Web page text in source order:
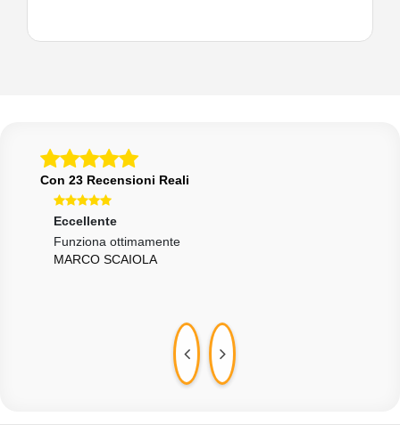
Con 23 Recensioni Reali
Eccellente
Funziona ottimamente
MARCO SCAIOLA